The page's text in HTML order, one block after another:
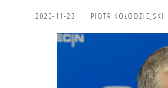
2020-11-23 PIOTR KOŁODZIEJSKI